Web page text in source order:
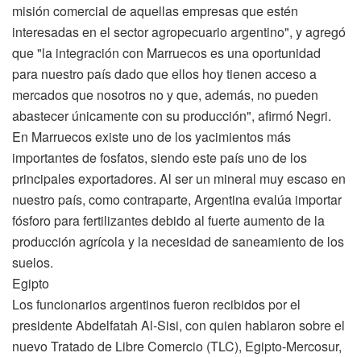
misión comercial de aquellas empresas que estén
interesadas en el sector agropecuario argentino", y agregó
que "la integración con Marruecos es una oportunidad
para nuestro país dado que ellos hoy tienen acceso a
mercados que nosotros no y que, además, no pueden
abastecer únicamente con su producción", afirmó Negri.
En Marruecos existe uno de los yacimientos más
importantes de fosfatos, siendo este país uno de los
principales exportadores. Al ser un mineral muy escaso en
nuestro país, como contraparte, Argentina evalúa importar
fósforo para fertilizantes debido al fuerte aumento de la
producción agrícola y la necesidad de saneamiento de los
suelos.
Egipto
Los funcionarios argentinos fueron recibidos por el
presidente Abdelfatah Al-Sisi, con quien hablaron sobre el
nuevo Tratado de Libre Comercio (TLC), Egipto-Mercosur,